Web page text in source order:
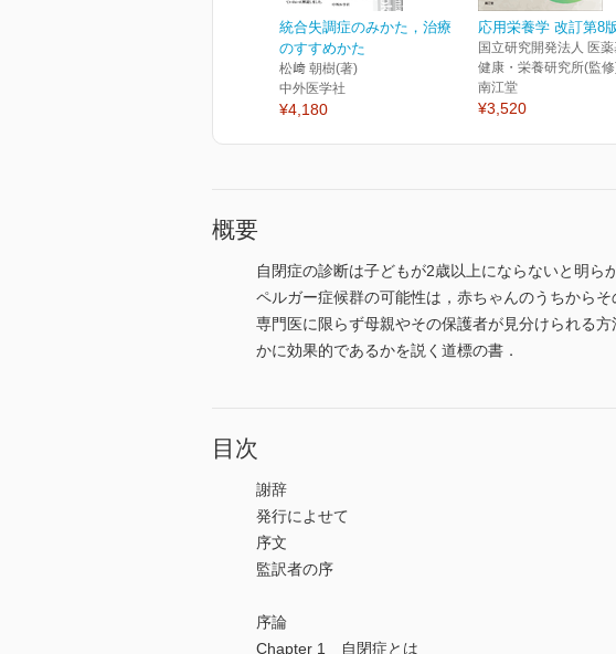
統合失調症のみかた，治療
のすすめかた
松﨑 朝樹(著)
中外医学社
¥4,180
応用栄養学 改訂第8
国立研究開発法人 医薬
健康・栄養研究所(監
南江堂
¥3,520
概要
自閉症の診断は子どもが2歳以上にならないと明
ペルガー症候群の可能性は，赤ちゃんのうちから
専門医に限らず母親やその保護者が見分けられる
かに効果的であるかを説く道標の書．
目次
謝辞
発行によせて
序文
監訳者の序
序論
Chapter 1 自閉症とは